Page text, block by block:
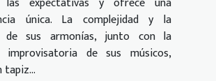
única. La complejidad y la
de sus armonías, junto con la
improvisatoria de sus músicos,
tapiz...